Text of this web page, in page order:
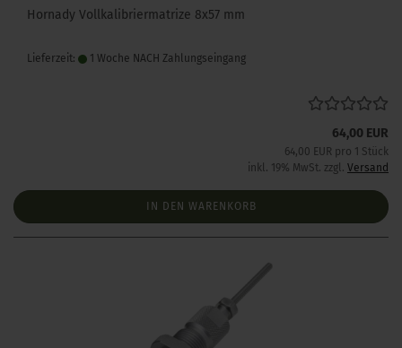
Hornady Vollkalibriermatrize 8x57 mm
Lieferzeit: 1 Woche NACH Zahlungseingang
64,00 EUR
64,00 EUR pro 1 Stück
inkl. 19% MwSt. zzgl. Versand
IN DEN WARENKORB